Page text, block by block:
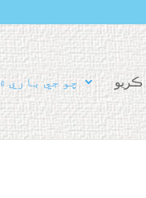
چو جي باري ۾